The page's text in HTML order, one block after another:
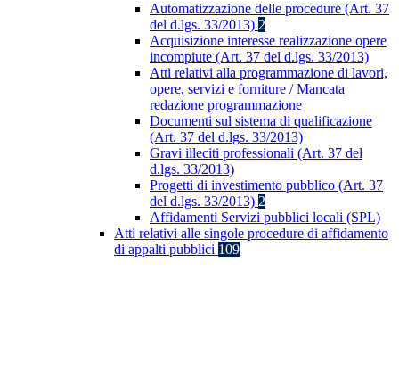
Automatizzazione delle procedure (Art. 37
del d.lgs. 33/2013) 2
Acquisizione interesse realizzazione opere
incompiute (Art. 37 del d.lgs. 33/2013)
Atti relativi alla programmazione di lavori,
opere, servizi e forniture / Mancata
redazione programmazione
Documenti sul sistema di qualificazione
(Art. 37 del d.lgs. 33/2013)
Gravi illeciti professionali (Art. 37 del
d.lgs. 33/2013)
Progetti di investimento pubblico (Art. 37
del d.lgs. 33/2013) 2
Affidamenti Servizi pubblici locali (SPL)
Atti relativi alle singole procedure di affidamento
di appalti pubblici 109